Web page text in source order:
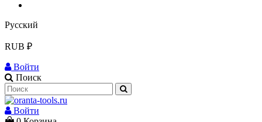
Русский
RUB ₽
Войти
Поиск
Войти